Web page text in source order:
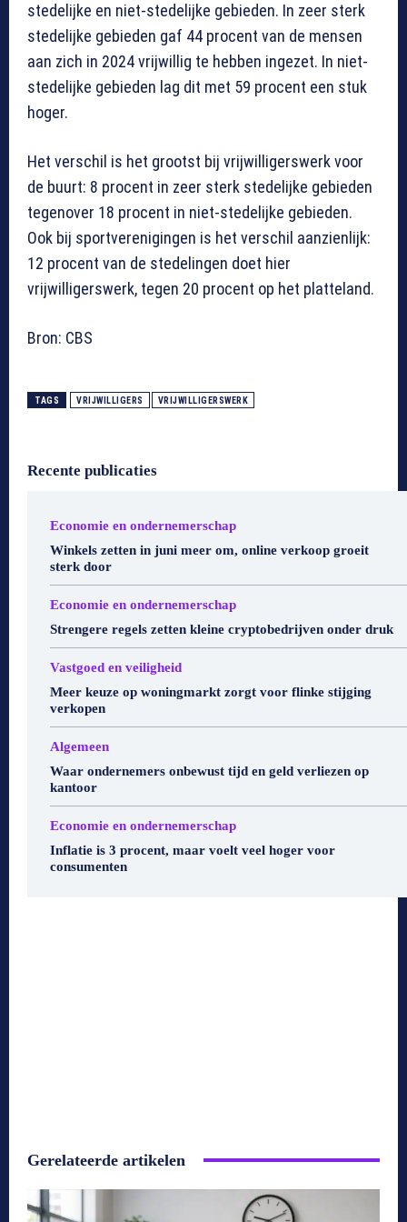
stedelijke en niet-stedelijke gebieden. In zeer sterk
stedelijke gebieden gaf 44 procent van de mensen
aan zich in 2024 vrijwillig te hebben ingezet. In niet-
stedelijke gebieden lag dit met 59 procent een stuk
hoger.
Het verschil is het grootst bij vrijwilligerswerk voor
de buurt: 8 procent in zeer sterk stedelijke gebieden
tegenover 18 procent in niet-stedelijke gebieden.
Ook bij sportverenigingen is het verschil aanzienlijk:
12 procent van de stedelingen doet hier
vrijwilligerswerk, tegen 20 procent op het platteland.
Bron: CBS
TAGS VRIJWILLIGERS VRIJWILLIGERSWERK
Recente publicaties
Economie en ondernemerschap
Winkels zetten in juni meer om, online verkoop groeit
sterk door
Economie en ondernemerschap
Strengere regels zetten kleine cryptobedrijven onder druk
Vastgoed en veiligheid
Meer keuze op woningmarkt zorgt voor flinke stijging
verkopen
Algemeen
Waar ondernemers onbewust tijd en geld verliezen op
kantoor
Economie en ondernemerschap
Inflatie is 3 procent, maar voelt veel hoger voor
consumenten
Gerelateerde artikelen